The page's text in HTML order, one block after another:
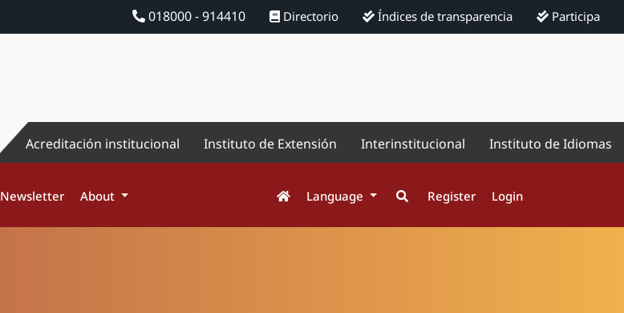
018000 - 914410 Directorio Índices de transparencia Participa
Acreditación institucional Instituto de Extensión Interinstitucional Instituto de Idiomas
Newsletter About Language Register Login